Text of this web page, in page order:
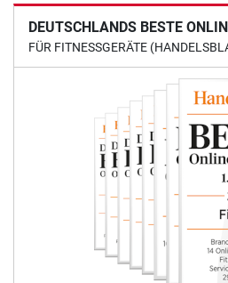
DEUTSCHLANDS BESTE
FÜR FITNESSGERÄTE